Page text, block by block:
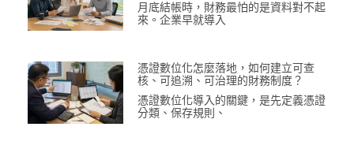
月底結帳時，財務最怕的是資料對不起
來。企業早就導入
憑證數位化怎麼落地，如何建立可查
核、可追溯、可治理的財務制度？
憑證數位化導入的關鍵，是先定義憑證
分類、保存規則、